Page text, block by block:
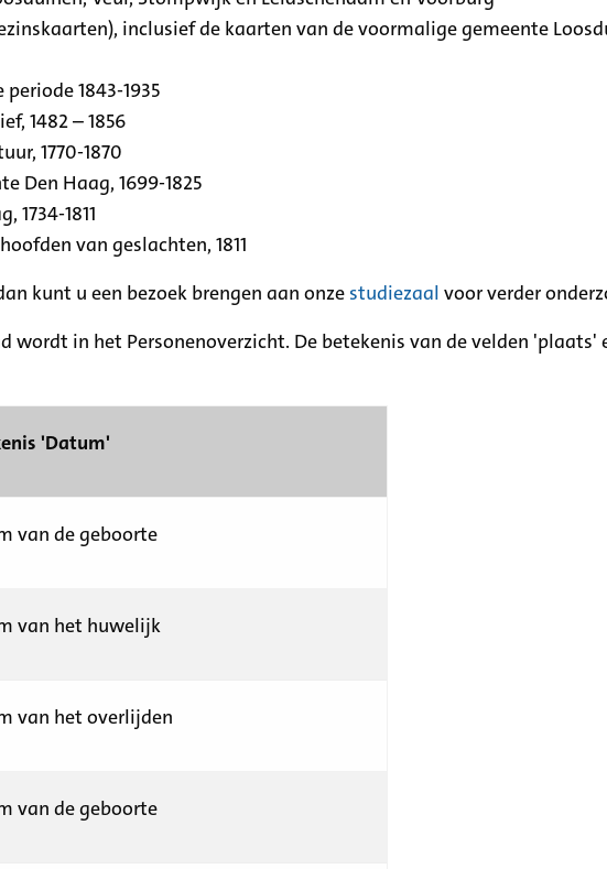
inclusief de kaarten van de voormalige gemeente
1843-1935
1482 – 1856
1770-1870
Den Haag, 1699-1825
1811
van geslachten, 1811
kunt u een bezoek brengen aan onze studiezaal voor verder
wordt in het Personenoverzicht. De betekenis van de velden
'Datum'
van de geboorte
van het huwelijk
van het overlijden
van de geboorte